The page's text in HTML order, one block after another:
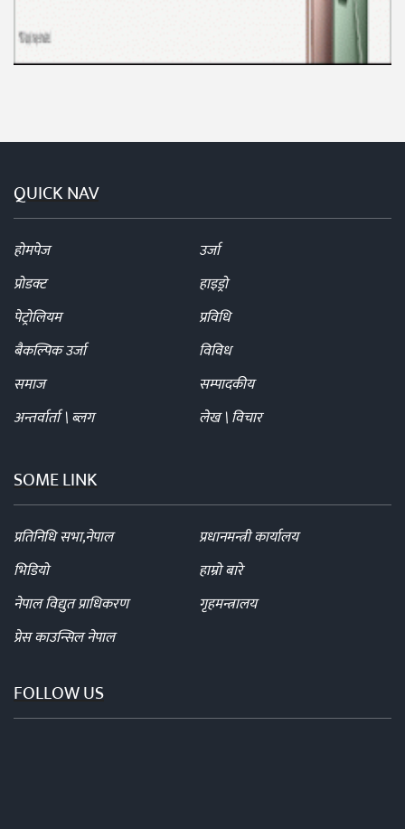
QUICK NAV
होमपेज
उर्जा
प्रोडक्ट
हाइड्रो
पेट्रोलियम
प्रविधि
बैकल्पिक उर्जा
विविध
समाज
सम्पादकीय
अन्तर्वार्ता \ ब्लग
लेख \ विचार
SOME LINK
प्रतिनिधि सभा,नेपाल
प्रधानमन्त्री कार्यालय
भिडियो
हाम्रो बारे
नेपाल विद्युत प्राधिकरण
गृहमन्त्रालय
प्रेस काउन्सिल नेपाल
FOLLOW US